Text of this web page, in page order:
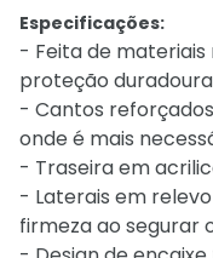
Especificações:
- Feita de
proteção duradoura
- Cantos
onde é mais
- Traseira em
- Laterais em
firmeza ao segurar